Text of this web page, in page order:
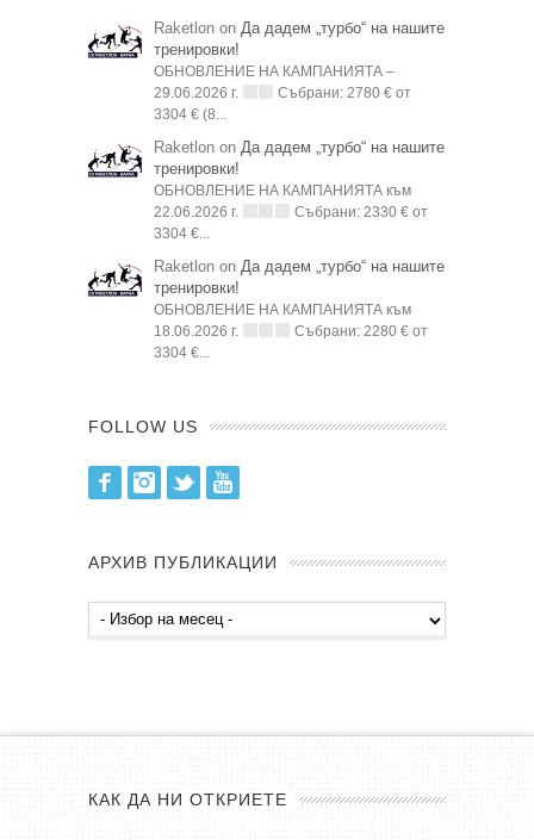
Raketlon on Да дадем „турбо“ на нашите
тренировки!
ОБНОВЛЕНИЕ НА КАМПАНИЯТА –
29.06.2026 г.
Събрани: 2780 € от
3304 € (8...
Raketlon on Да дадем „турбо“ на нашите
тренировки!
ОБНОВЛЕНИЕ НА КАМПАНИЯТА към
22.06.2026 г.
Събрани: 2330 € от
3304 €...
Raketlon on Да дадем „турбо“ на нашите
тренировки!
ОБНОВЛЕНИЕ НА КАМПАНИЯТА към
18.06.2026 г.
Събрани: 2280 € от
3304 €...
FOLLOW US
FacebookInstagram
Twitter
АРХИВ ПУБЛИКАЦИИ
Архив
публикации
КАК ДА НИ ОТКРИЕТЕ